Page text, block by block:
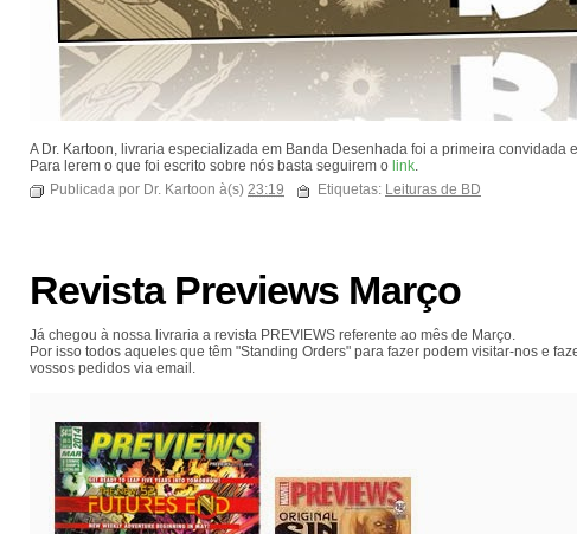
A Dr. Kartoon, livraria especializada em Banda Desenhada foi a primeira
Para lerem o que foi escrito sobre nós basta seguirem o link.
Publicada por Dr. Kartoon à(s) 23:19 Etiquetas: Leituras de BD
Revista Previews Março
Já chegou à nossa livraria a revista PREVIEWS referente ao mês de Março.
Por isso todos aqueles que têm "Standing Orders" para fazer podem visitar-nos e
vossos pedidos via email.